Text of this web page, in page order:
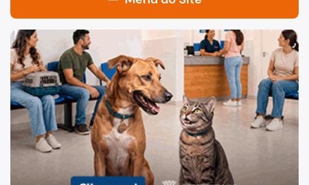
Acesso à Informação
Participação Social
Quadro de Serviços
Acesso à Proteção de Dados Pessoais
Organização
Imagem de um cachorro caramelo e uma gata rajada,